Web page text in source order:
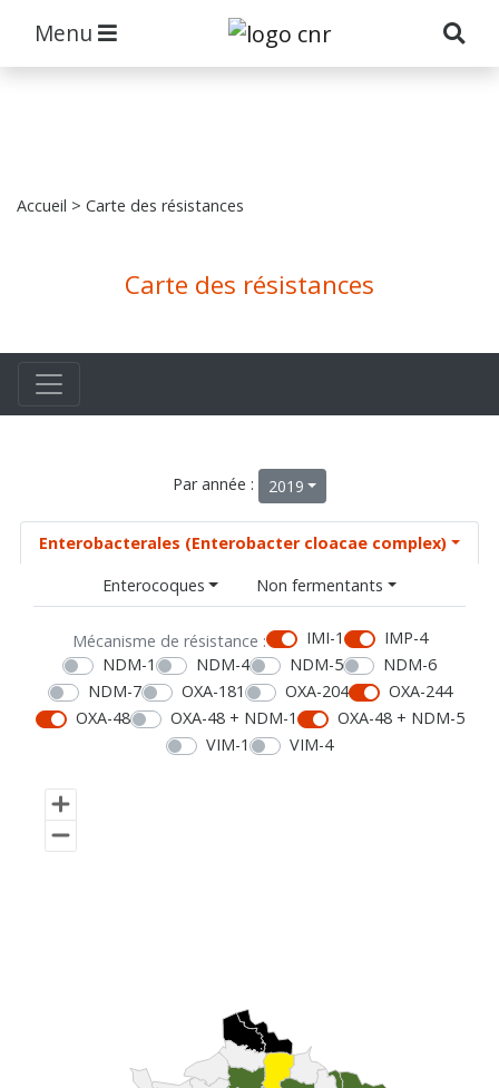
Menu
Accueil > Carte des résistances
Carte des résistances
Par année : 2019
Enterobacterales (Enterobacter cloacae complex)
Enterocoques
Non fermentants
Mécanisme de résistance : IMI-1
IMP-4
NDM-1
NDM-4 NDM-5
NDM-6
NDM-7
OXA-181 OXA-204
OXA-244
OXA-48
OXA-48 + NDM-1
OXA-48 + NDM-5
VIM-1
VIM-4